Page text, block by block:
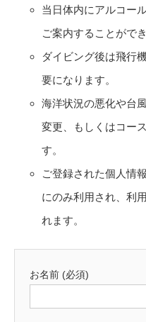
当日体内にアルコー
ご案内することがで
ダイビング後は飛行
要になります。
海洋状況の悪化や台
変更、もしくはコー
す。
ご登録された個人情
にのみ利用され、利
れます。
お名前 (必須)